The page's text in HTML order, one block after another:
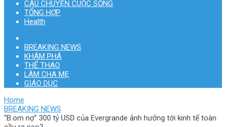
CÂU CHUYỆN CUỘC SỐNG
TỔNG HỢP
Health
BREAKING NEWS
KHÁM PHÁ
THỂ THAO
LÀM CHA MẸ
GIÁO DỤC
Home
BREAKING NEWS
“B.om nợ” 300 tỷ USD của Evergrande ảnh hưởng tới kinh tế toàn